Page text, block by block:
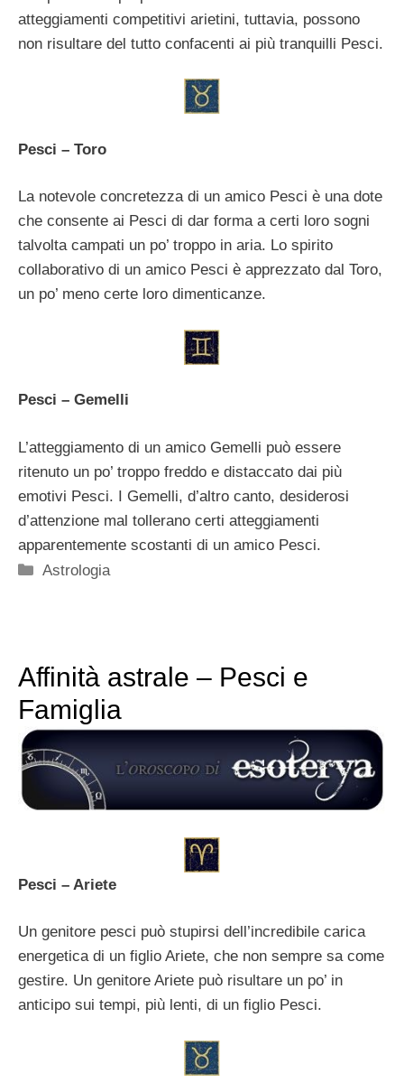
atteggiamenti competitivi arietini, tuttavia, possono
non risultare del tutto confacenti ai più tranquilli Pesci.
Pesci – Toro
La notevole concretezza di un amico Pesci è una dote
che consente ai Pesci di dar forma a certi loro sogni
talvolta campati un po’ troppo in aria. Lo spirito
collaborativo di un amico Pesci è apprezzato dal Toro,
un po’ meno certe loro dimenticanze.
Pesci – Gemelli
L’atteggiamento di un amico Gemelli può essere
ritenuto un po’ troppo freddo e distaccato dai più
emotivi Pesci. I Gemelli, d’altro canto, desiderosi
d’attenzione mal tollerano certi atteggiamenti
apparentemente scostanti di un amico Pesci.
Categorie
Astrologia
Affinità astrale – Pesci e
Famiglia
Pesci – Ariete
Un genitore pesci può stupirsi dell’incredibile carica
energetica di un figlio Ariete, che non sempre sa come
gestire. Un genitore Ariete può risultare un po’ in
anticipo sui tempi, più lenti, di un figlio Pesci.